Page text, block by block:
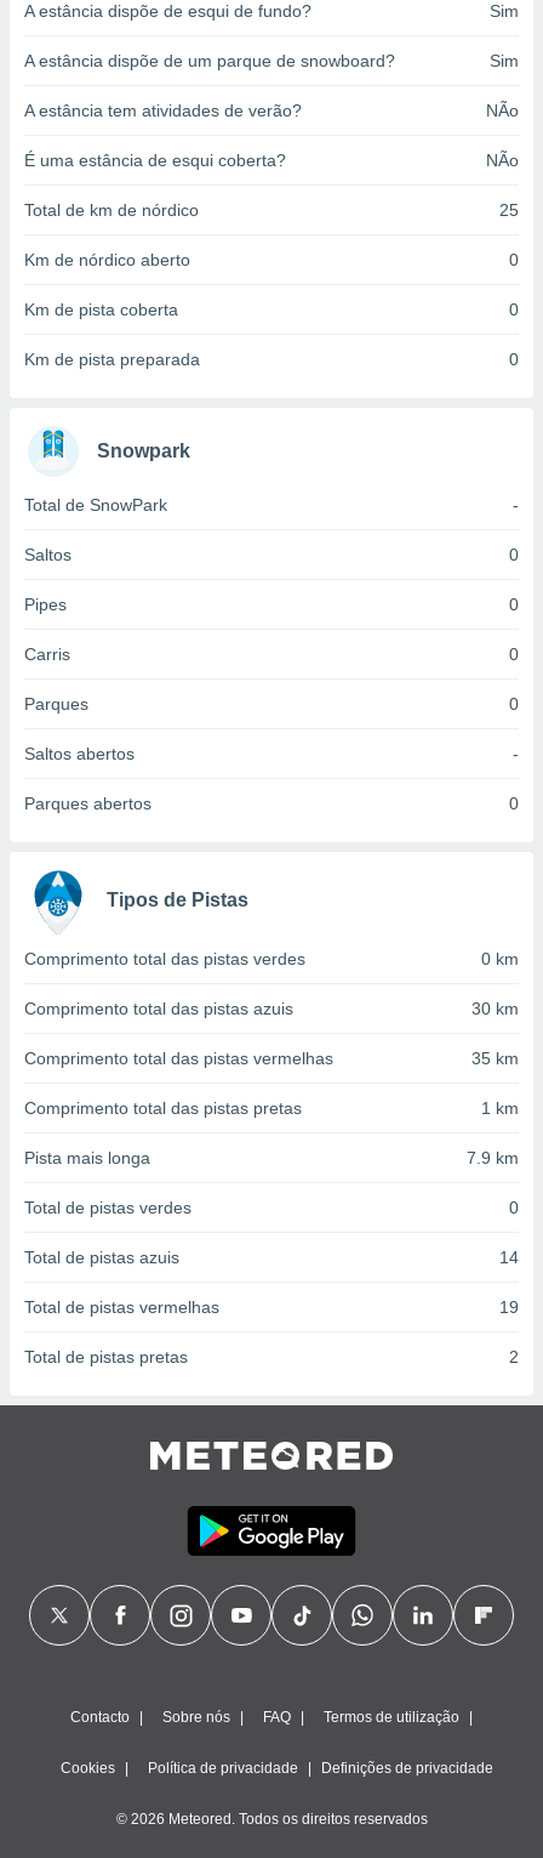
de
num
criar
medir
da
de
de dados
e melhorar
através
1199
A estância dispõe de esqui de fundo? Sim
A estância dispõe de um parque de snowboard? Sim
A estância tem atividades de verão? NÃo
É uma estância de esqui coberta? NÃo
Total de km de nórdico 25
Km de nórdico aberto 0
Km de pista coberta 0
Km de pista preparada 0
Snowpark
Total de SnowPark -
Saltos 0
Pipes 0
Carris 0
Parques 0
Saltos abertos -
Parques abertos 0
Tipos de Pistas
Comprimento total das pistas verdes 0 km
Comprimento total das pistas azuis 30 km
Comprimento total das pistas vermelhas 35 km
Comprimento total das pistas pretas 1 km
Pista mais longa 7.9 km
Total de pistas verdes 0
Total de pistas azuis 14
Total de pistas vermelhas 19
Total de pistas pretas 2
Contacto Sobre nós FAQ Termos de utilização
Cookies Política de privacidade Definições de privacidade
© 2026 Meteored. Todos os direitos reservados